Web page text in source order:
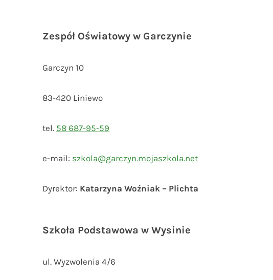
Zespół Oświatowy w Garczynie
Garczyn 10
83-420 Liniewo
tel. 58 687-95-59
e-mail: szkola@garczyn.mojaszkola.net
Dyrektor: Katarzyna Woźniak – Plichta
Szkoła Podstawowa w Wysinie
ul. Wyzwolenia 4/6